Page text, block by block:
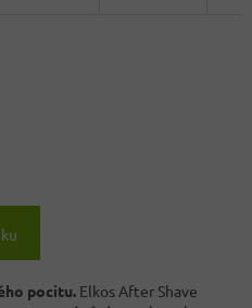
pocitu. Elkos After Shave